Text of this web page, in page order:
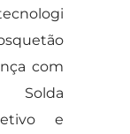
com
Solda
e